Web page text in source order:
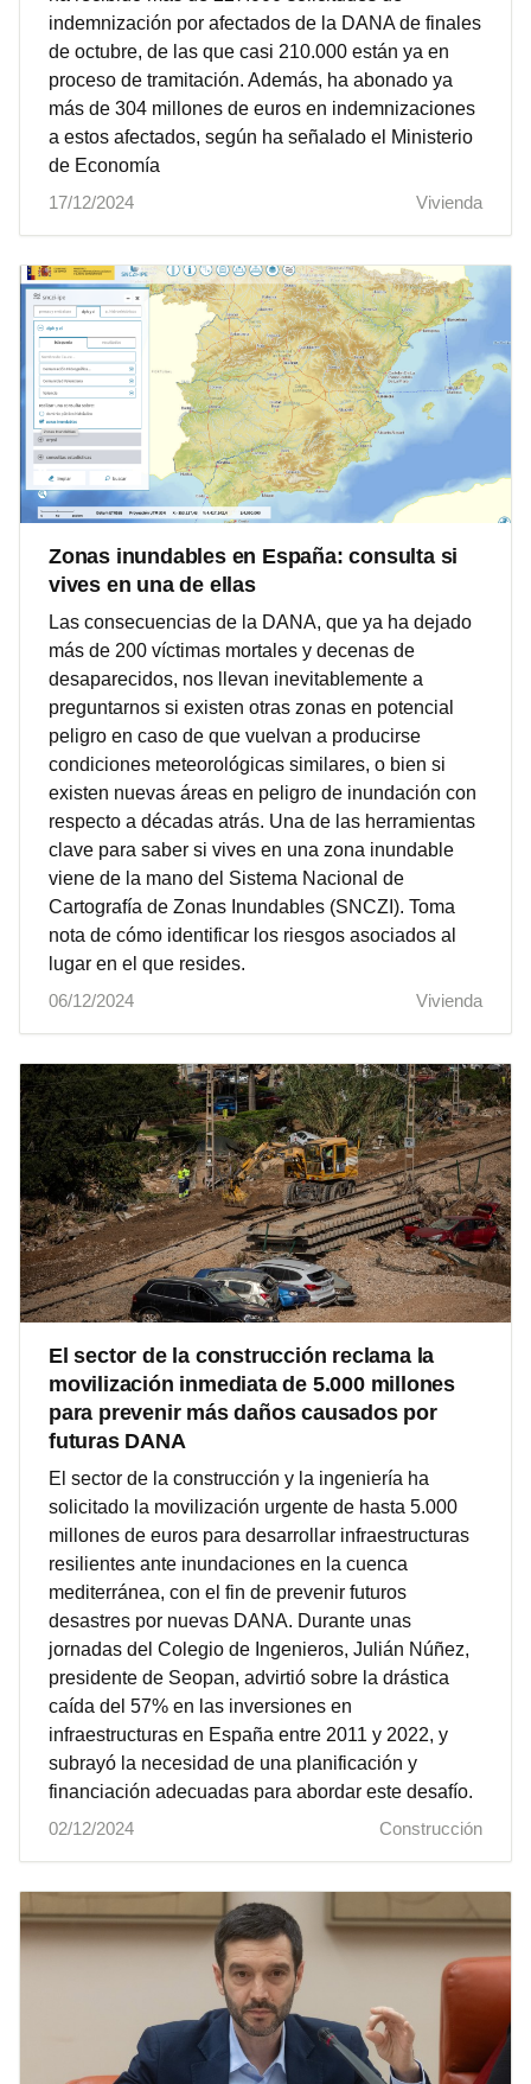
indemnización por afectados de la DANA de finales
de octubre, de las que casi 210.000 están ya en
proceso de tramitación. Además, ha abonado ya
más de 304 millones de euros en indemnizaciones
a estos afectados, según ha señalado el Ministerio
de Economía
17/12/2024
Vivienda
Zonas inundables en España: consulta si
vives en una de ellas
Las consecuencias de la DANA, que ya ha dejado
más de 200 víctimas mortales y decenas de
desaparecidos, nos llevan inevitablemente a
preguntarnos si existen otras zonas en potencial
peligro en caso de que vuelvan a producirse
condiciones meteorológicas similares, o bien si
existen nuevas áreas en peligro de inundación con
respecto a décadas atrás. Una de las herramientas
clave para saber si vives en una zona inundable
viene de la mano del Sistema Nacional de
Cartografía de Zonas Inundables (SNCZI). Toma
nota de cómo identificar los riesgos asociados al
lugar en el que resides.
06/12/2024
Vivienda
El sector de la construcción reclama la
movilización inmediata de 5.000 millones
para prevenir más daños causados por
futuras DANA
El sector de la construcción y la ingeniería ha
solicitado la movilización urgente de hasta 5.000
millones de euros para desarrollar infraestructuras
resilientes ante inundaciones en la cuenca
mediterránea, con el fin de prevenir futuros
desastres por nuevas DANA. Durante unas
jornadas del Colegio de Ingenieros, Julián Núñez,
presidente de Seopan, advirtió sobre la drástica
caída del 57% en las inversiones en
infraestructuras en España entre 2011 y 2022, y
subrayó la necesidad de una planificación y
financiación adecuadas para abordar este desafío.
02/12/2024
Construcción